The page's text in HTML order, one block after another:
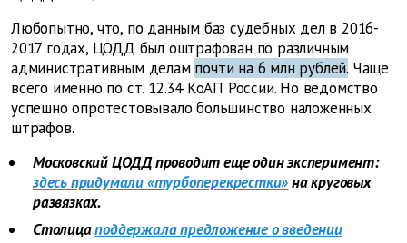
Любопытно, что, по данным баз судебных дел в 2016-
2017 годах, ЦОДД был оштрафован по различным
административным делам почти на 6 млн рублей. Чаще
всего именно по ст. 12.34 КоАП России. Но ведомство
успешно опротестовывало большинство наложенных
штрафов.
Московский ЦОДД проводит еще один эксперимент:
здесь придумали «турбоперекрестки»на круговых
развязках.
Столицаподдержала предложение о введении